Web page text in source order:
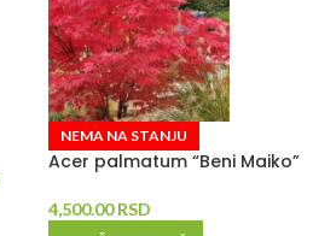
NEMA NA STANJU
Acer palmatum “Beni Maiko”
4,500.00RSD